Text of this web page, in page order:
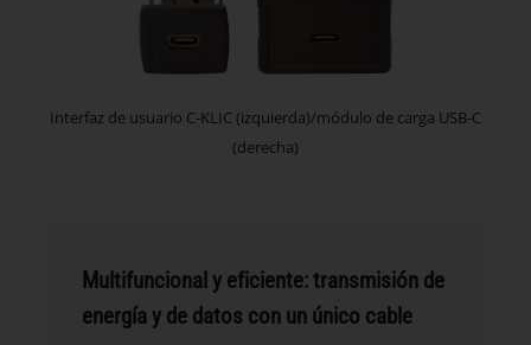
Interfaz de usuario C-KLIC (izquierda)/módulo de carga USB-C
(derecha)
Multifuncional y eficiente: transmisión de
energía y de datos con un único cable